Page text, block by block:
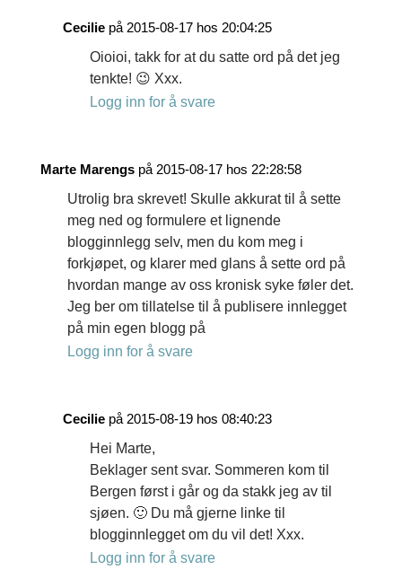
Cecilie på 2015-08-17 hos 20:04:25
Oioioi, takk for at du satte ord på det jeg
tenkte! 😉 Xxx.
Logg inn for å svare
Marte Marengs på 2015-08-17 hos 22:28:58
Utrolig bra skrevet! Skulle akkurat til å sette
meg ned og formulere et lignende
blogginnlegg selv, men du kom meg i
forkjøpet, og klarer med glans å sette ord på
hvordan mange av oss kronisk syke føler det.
Jeg ber om tillatelse til å publisere innlegget
på min egen blogg på
Logg inn for å svare
Cecilie på 2015-08-19 hos 08:40:23
Hei Marte,
Beklager sent svar. Sommeren kom til
Bergen først i går og da stakk jeg av til
sjøen. 🙂 Du må gjerne linke til
blogginnlegget om du vil det! Xxx.
Logg inn for å svare